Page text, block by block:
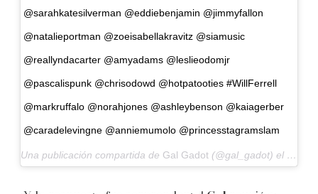
@sarahkatesilverman @eddiebenjamin @jimmyfallon
@natalieportman @zoeisabellakravitz @siamusic
@reallyndacarter @amyadams @leslieodomjr
@pascalispunk @chrisodowd @hotpatooties #WillFerrell
@markruffalo @norahjones @ashleybenson @kaiagerber
@caradelevingne @anniemumolo @princesstagramslam
Una publicación compartida de Gal Gadot (@gal_gadot) el 18